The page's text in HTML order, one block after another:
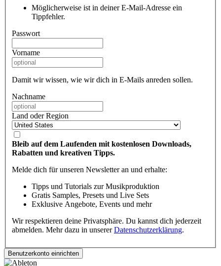
Möglicherweise ist in deiner E-Mail-Adresse ein
Tippfehler.
Passwort
Vorname
Damit wir wissen, wie wir dich in E-Mails anreden sollen.
Nachname
Land oder Region
Bleib auf dem Laufenden mit kostenlosen Downloads,
Rabatten und kreativen Tipps.
Melde dich für unseren Newsletter an und erhalte:
Tipps und Tutorials zur Musikproduktion
Gratis Samples, Presets und Live Sets
Exklusive Angebote, Events und mehr
Wir respektieren deine Privatsphäre. Du kannst dich jederzeit
abmelden. Mehr dazu in unsererDatenschutzerklärung.